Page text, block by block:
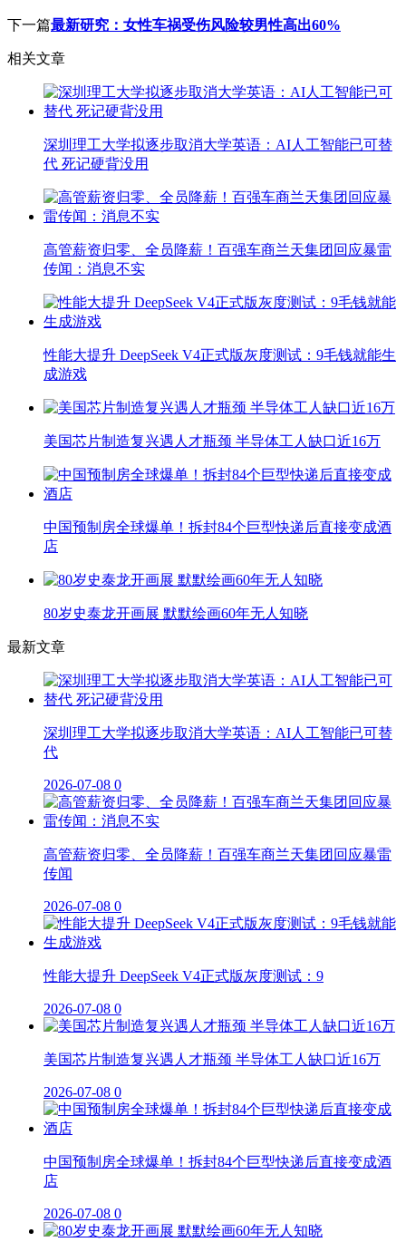
下一篇最新研究：女性车祸受伤风险较男性高出60%
相关文章
深圳理工大学拟逐步取消大学英语：AI人工智能已可替
代 死记硬背没用
高管薪资归零、全员降薪！百强车商兰天集团回应暴雷
传闻：消息不实
性能大提升 DeepSeek V4正式版灰度测试：9毛钱就能生
成游戏
美国芯片制造复兴遇人才瓶颈 半导体工人缺口近16万
中国预制房全球爆单！拆封84个巨型快递后直接变成酒
店
80岁史泰龙开画展 默默绘画60年无人知晓
最新文章
深圳理工大学拟逐步取消大学英语：AI人工智能已可替
代
2026-07-08 0
高管薪资归零、全员降薪！百强车商兰天集团回应暴雷
传闻
2026-07-08 0
性能大提升 DeepSeek V4正式版灰度测试：9
2026-07-08 0
美国芯片制造复兴遇人才瓶颈 半导体工人缺口近16万
2026-07-08 0
中国预制房全球爆单！拆封84个巨型快递后直接变成酒
店
2026-07-08 0